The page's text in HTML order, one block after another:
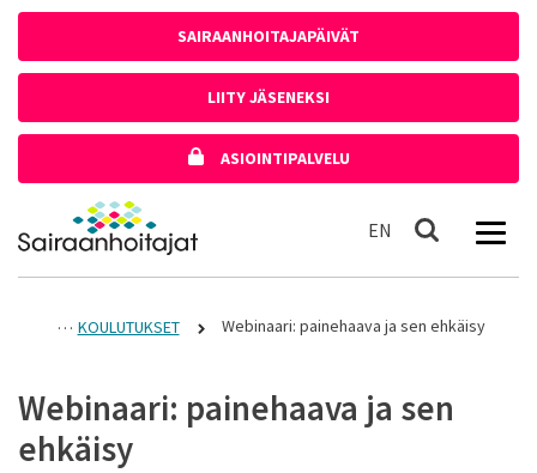
SAIRAANHOITAJAPÄIVÄT
LIITY JÄSENEKSI
ASIOINTIPALVELU
Etusivulle
EN In English
Haku
KOULUTUKSET Webinaari: painehaava ja sen ehkäisy
Webinaari: painehaava ja sen
ehkäisy